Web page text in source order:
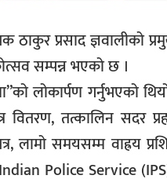
ठाकुर प्रसाद ज्ञवालीको
सम्पन्न भएको छ ।
लोकार्पण गर्नुभएको
वितरण, तत्कालिन सदर
लामो समयसम्म वाह्रय
Indian Police Service